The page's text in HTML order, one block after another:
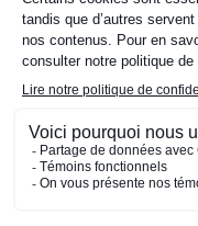
819 805-6174
Contactez-nous